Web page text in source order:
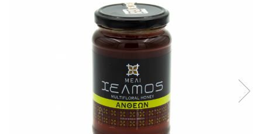
BĂUTURI / LAPTE VEGETAL
CREME ȘI PASTE TARTINABILE